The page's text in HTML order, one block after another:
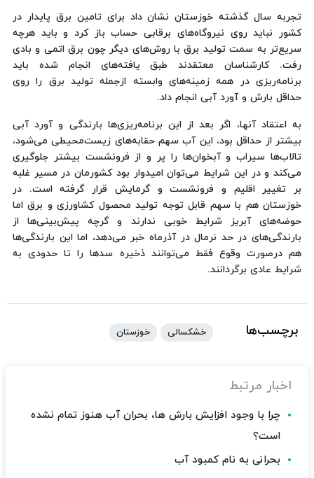
تجربه سال گذشته خوزستان نشان داد برای تامین برق پایدار در
کشور نباید روی نیروگاه‌های برقابی حساب باز کرد و باید هرچه
سریع‌تر به سمت تولید برق با روش‌های دیگر چون برق اتمی و بادی
رفت. کارشناسان معتقدند طبق یافته‌های انجام شده باید
برنامه‌ریزی در همه زمینه‌های وابسته ازجمله تولید برق را روی
حداقل بارش و آورد آبی انجام داد.
به اعتقاد آنها، اگر بعد از این برنامه‌ریزی‌ها بارندگی و آورد آبی
بیشتر از حداقل بود، این آب سهم حقابه‌های زیست‌محیطی می‌شود،
تالاب‌ها سیراب و آبخوان‌ها را پر و از فرونشست بیشتر جلوگیری
می‌کند و در این شرایط می‌توان امیدوار بود کشورمان در مسیر غلبه
بر تغییر اقلیم و فرونشست و گرمایش قرار گرفته است. در
خوزستان هم با سهم قابل توجه تولید محصول کشاورزی و برق اما
حوضه‌های آبریز شرایط خوبی ندارند و گرچه پیش‌بینی‌ها از
بارندگی‌های در حد نرمال در آذرماه خبر می‌دهد، اما این بارندگی‌ها
هم درصورت وقوع فقط می‌توانند ذخیره سدها را تا حدودی به
شرایط عادی برگردانند.
برچسب‌ها خشکسالی خوزستان
اخبار مرتبط
چرا با وجود افزایش بارش ها، بحران آب هنوز تمام نشده
است؟
بحرانی به نام کمبود آب